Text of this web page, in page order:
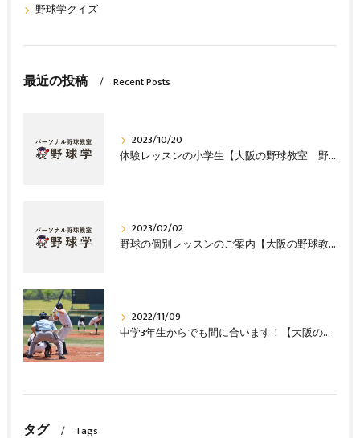
野球学クイズ
最近の投稿 Recent Posts
2023/10/20
体験レッスンの小学生【大阪の野球教室 野球塾】
2023/02/02
野球の個別レッスンのご案内【大阪の野球教室 野球塾】
2022/11/09
中学3年生からでも間に合います！【大阪の野球教室 野球塾】
タグ Tags